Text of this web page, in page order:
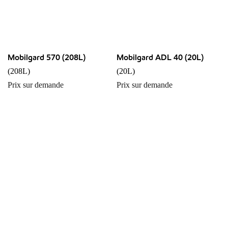
Mobilgard 570 (208L)
(208L)
Prix sur demande
Mobilgard ADL 40 (20L)
(20L)
Prix sur demande